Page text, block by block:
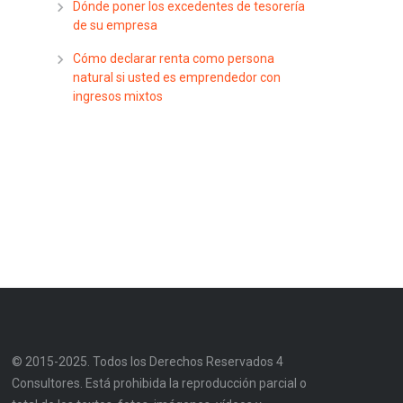
Dónde poner los excedentes de tesorería
de su empresa
Cómo declarar renta como persona
natural si usted es emprendedor con
ingresos mixtos
© 2015-2025. Todos los Derechos Reservados 4
Consultores. Está prohibida la reproducción parcial o